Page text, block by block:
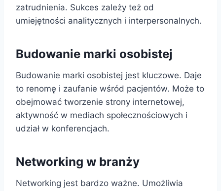
zatrudnienia. Sukces zależy też od
umiejętności analitycznych i interpersonalnych.
Budowanie marki osobistej
Budowanie marki osobistej jest kluczowe. Daje
to renomę i zaufanie wśród pacjentów. Może to
obejmować tworzenie strony internetowej,
aktywność w mediach społecznościowych i
udział w konferencjach.
Networking w branży
Networking jest bardzo ważne. Umożliwia